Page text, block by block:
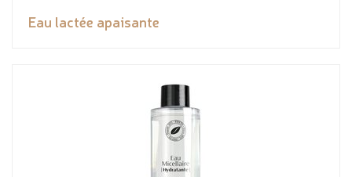
Eau lactée apaisante